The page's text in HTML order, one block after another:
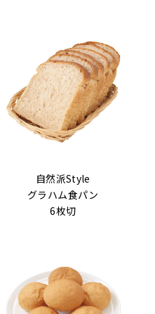
自然派Style
グラハム食パン
6枚切